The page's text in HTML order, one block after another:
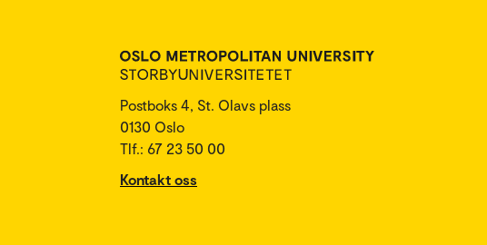
Postboks 4, St. Olavs plass
0130 Oslo
Tlf.: 67 23 50 00
Kontakt oss